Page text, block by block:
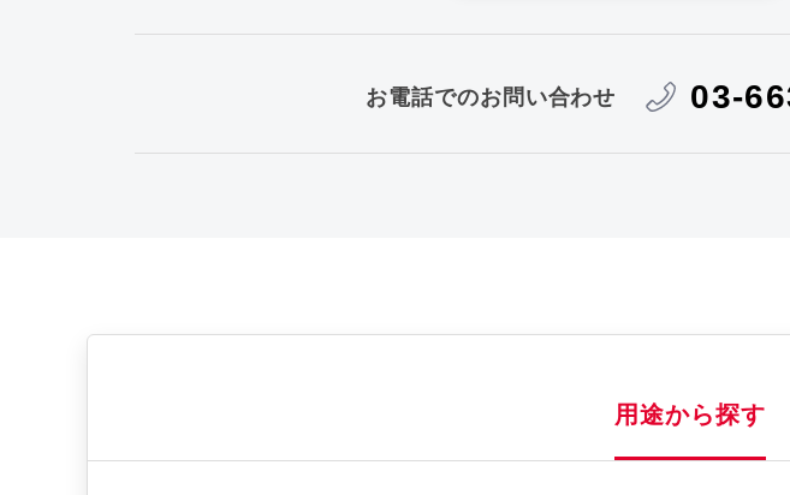
お電話でのお問い合わせ 03-
用途から探す